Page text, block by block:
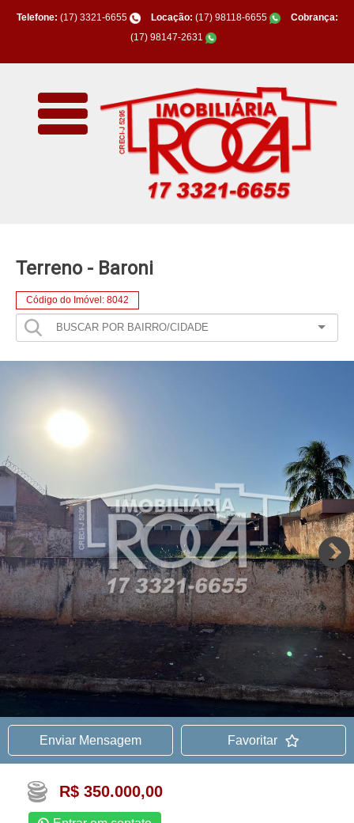
Telefone: (17) 3321-6655 Locação: (17) 98118-6655
Cobrança:
(17) 98147-2631
Terreno - Baroni
Código do Imóvel: 8042
Enviar Mensagem Favoritar
R$ 350.000,00